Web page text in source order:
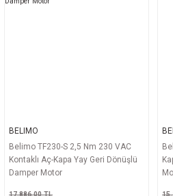
BELIMO
Belimo TF230-S 2,5 Nm 230 VAC
Kontaklı Aç-Kapa Yay Geri Dönüşlü
Damper Motor
17.886,00 TL